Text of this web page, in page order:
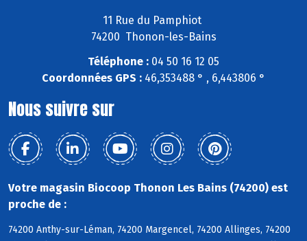
11 Rue du Pamphiot
74200 Thonon-les-Bains
Téléphone : 04 50 16 12 05
Coordonnées GPS : 46,353488 ° , 6,443806 °
Nous suivre sur
Votre magasin Biocoop Thonon Les Bains (74200) est
proche de :
74200 Anthy-sur-Léman, 74200 Margencel, 74200 Allinges, 74200